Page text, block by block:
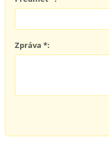
Zpráva *: